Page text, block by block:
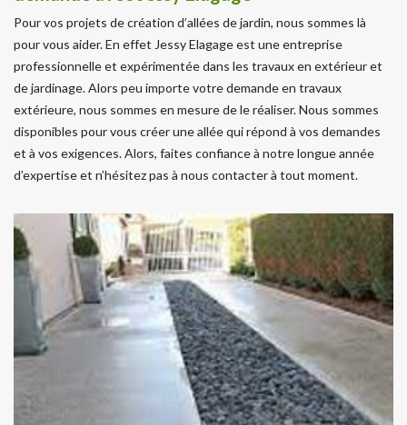
Pour vos projets de création d’allées de jardin, nous sommes là
pour vous aider. En effet Jessy Elagage est une entreprise
professionnelle et expérimentée dans les travaux en extérieur et
de jardinage. Alors peu importe votre demande en travaux
extérieure, nous sommes en mesure de le réaliser. Nous sommes
disponibles pour vous créer une allée qui répond à vos demandes
et à vos exigences. Alors, faites confiance à notre longue année
d’expertise et n’hésitez pas à nous contacter à tout moment.